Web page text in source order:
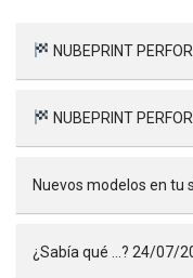
NUBEPRINT
NUBEPRINT
Nuevos modelos en tu
¿Sabía qué …? 24/07/